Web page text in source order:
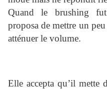
Quand le brushing
proposa de mettre un
atténuer le volume.
Elle accepta qu’il mette